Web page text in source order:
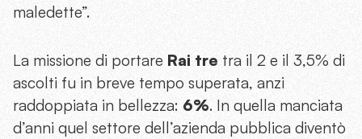
maledette”.
La missione di portare Rai tre tra il 2 e il 3,5% di
ascolti fu in breve tempo superata, anzi
raddoppiata in bellezza: 6%. In quella manciata
d’anni quel settore dell’azienda pubblica diventò